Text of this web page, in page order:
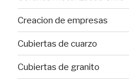
Creacion de empresas
Cubiertas de cuarzo
Cubiertas de granito